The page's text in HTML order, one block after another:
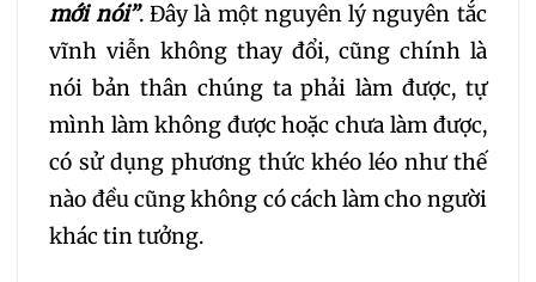
mới nói”. Đây là một nguyên lý nguyên tắc
vĩnh viễn không thay đổi, cũng chính là
nói bản thân chúng ta phải làm được, tự
mình làm không được hoặc chưa làm được,
có sử dụng phương thức khéo léo như thế
nào đều cũng không có cách làm cho người
khác tin tưởng.